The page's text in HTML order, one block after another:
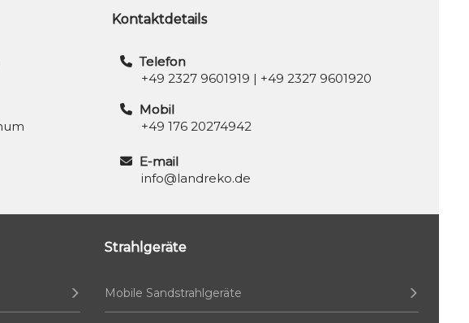
Kontaktdetails
Telefon
+49 2327 9601919 | +49 2327 9601920
Mobil
+49 176 20274942
E-mail
info@landreko.de
Strahlgeräte
Mobile Sandstrahlgeräte